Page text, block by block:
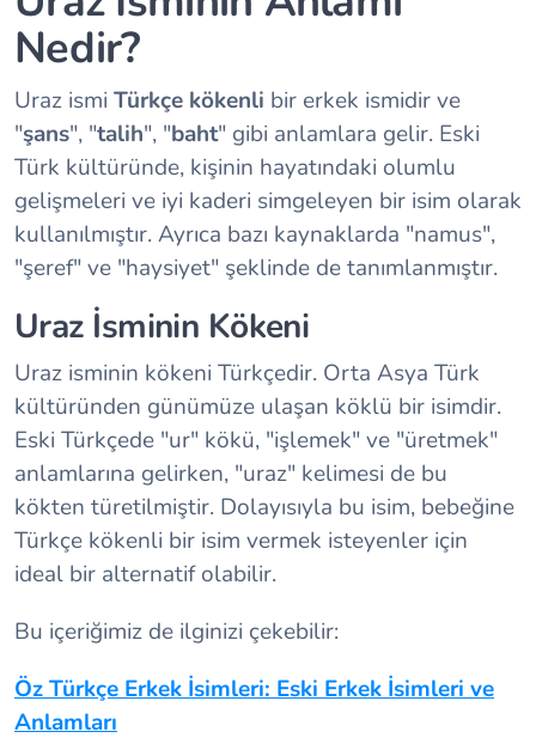
Nedir?
Uraz ismi Türkçe kökenli bir erkek ismidir ve
"şans", "talih", "baht" gibi anlamlara gelir. Eski
Türk kültüründe, kişinin hayatındaki olumlu
gelişmeleri ve iyi kaderi simgeleyen bir isim olarak
kullanılmıştır. Ayrıca bazı kaynaklarda "namus",
"şeref" ve "haysiyet" şeklinde de tanımlanmıştır.
Uraz İsminin Kökeni
Uraz isminin kökeni Türkçedir. Orta Asya Türk
kültüründen günümüze ulaşan köklü bir isimdir.
Eski Türkçede "ur" kökü, "işlemek" ve "üretmek"
anlamlarına gelirken, "uraz" kelimesi de bu
kökten türetilmiştir. Dolayısıyla bu isim, bebeğine
Türkçe kökenli bir isim vermek isteyenler için
ideal bir alternatif olabilir.
Bu içeriğimiz de ilginizi çekebilir:
Öz Türkçe Erkek İsimleri: Eski Erkek İsimleri ve
Anlamları